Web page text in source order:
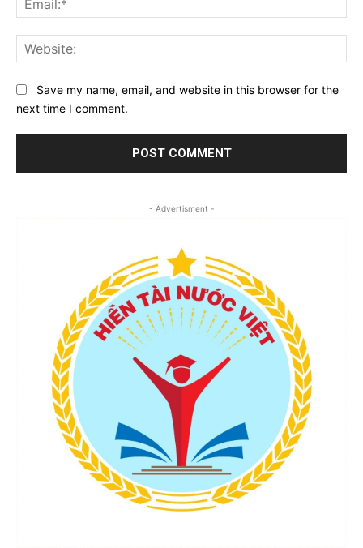
Save my name, email, and website in this browser for the
next time I comment.
- Advertisment -